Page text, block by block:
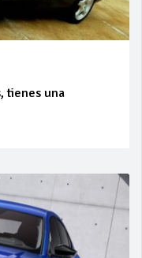
tienes una